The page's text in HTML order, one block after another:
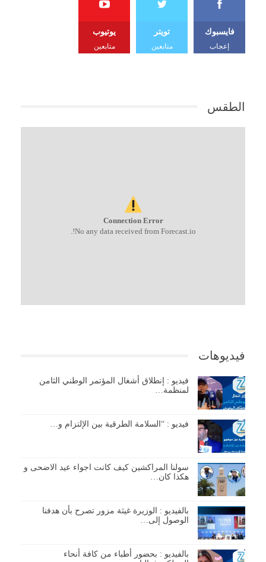
فايسبوك
إعجاب
تويتر
متابعين
يوتيوب
متابعين
الطقس
Connection Error
No any data received from Forecast.io!.
فيديوهات
فيديو : إنطلاق أشغال المؤتمر الوطني الثامن
لمنظمة…
فيديو : “السلامة الطرقية بين الإلتزام و…
سولنا المراكشين كيف كانت اجواء عيد الاضحى و
هكذا كان…
بالفيديو : الوزيرة غيثة مزور تصرح بأن هدفنا
الوصول إلى…
بالفيديو : بحضور أطباء من كافة أنحاء